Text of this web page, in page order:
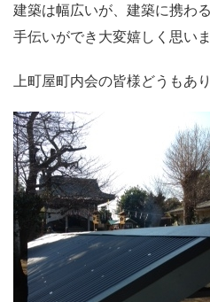
建築は幅広いが、建築に携わ
手伝いができ大変嬉しく思いま
上町屋町内会の皆様どうもあ